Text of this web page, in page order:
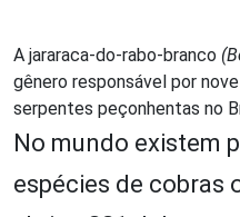
A jararaca-do-rabo-branco
gênero responsável por
serpentes peçonhentas no
No mundo existem
espécies de cobras